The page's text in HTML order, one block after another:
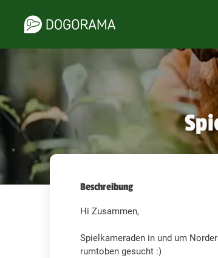
Beschreibung
Hi Zusammen,
Spielkameraden in und um
rumtoben gesucht :)